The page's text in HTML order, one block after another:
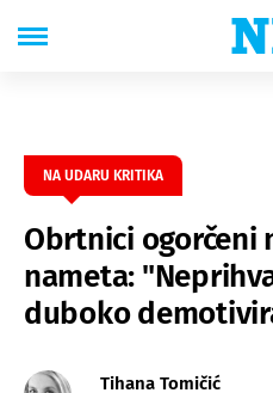
NA UDARU KRITIKA
Obrtnici ogorčeni
nameta:
duboko
Tihana Tomičić